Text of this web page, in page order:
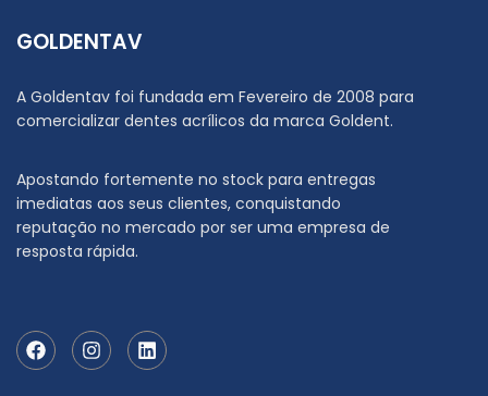
GOLDENTAV
A Goldentav foi fundada em Fevereiro de 2008 para
comercializar dentes acrílicos da marca Goldent.
Apostando fortemente no stock para entregas
imediatas aos seus clientes, conquistando
reputação no mercado por ser uma empresa de
resposta rápida.